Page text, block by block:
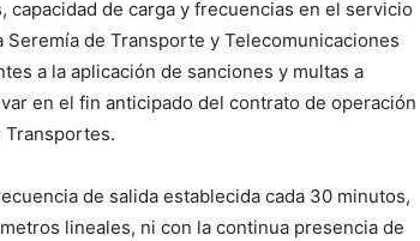
de carga y frecuencias en el servicio
de Transporte y Telecomunicaciones
a la aplicación de sanciones y multas a
en el fin anticipado del contrato de operación
Transportes.
de salida establecida cada 30 minutos,
lineales, ni con la continua presencia de